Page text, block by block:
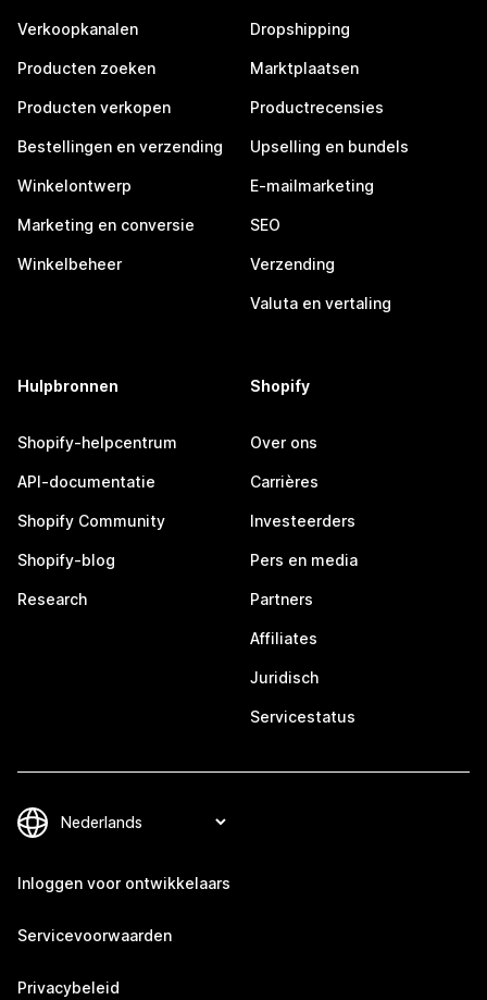
Verkoopkanalen
Producten zoeken
Producten verkopen
Bestellingen en verzending
Winkelontwerp
Marketing en conversie
Winkelbeheer
Dropshipping
Marktplaatsen
Productrecensies
Upselling en bundels
E-mailmarketing
SEO
Verzending
Valuta en vertaling
Hulpbronnen
Shopify-helpcentrum
API-documentatie
Shopify Community
Shopify-blog
Research
Shopify
Over ons
Carrières
Investeerders
Pers en media
Partners
Affiliates
Juridisch
Servicestatus
Inloggen voor ontwikkelaars
Servicevoorwaarden
Privacybeleid